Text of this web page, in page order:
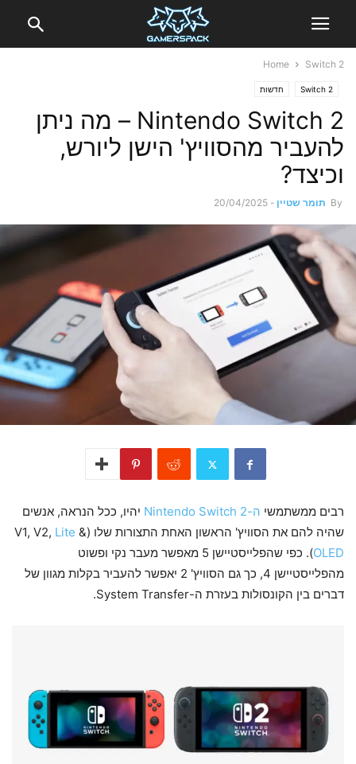
Home Switch 2
Switch 2 חדשות
Nintendo Switch 2 – מה ניתן
להעביר מהסוויץ' הישן ליורש,
וכיצד?
By תומר שטיין -
20/04/2025
רבים ממשתמשי ה-Nintendo Switch 2
יהיו, ככל הנראה, אנשים
שהיה להם את הסוויץ' הראשון האחת התצורות שלו (V1, V2,
Lite &
OLED
). כפי שהפלייסטיישן 5 מאפשר מעבר נקי ופשוט
מהפלייסטיישן 4, כך גם הסוויץ' 2 יאפשר להעביר בקלות מגוון של
דברים בין הקונסולות בעזרת ה-System Transfer.